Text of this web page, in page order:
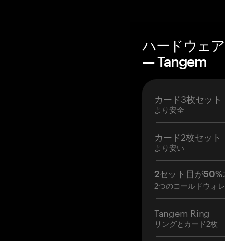
ハードウェ
— Tangem
カード3枚セット
より安全
カード2枚セット
より安い
2セット目が50%
2つのコールドウォ
Tangem Ring
リングとカード2枚